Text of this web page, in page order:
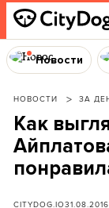
Новости
НОВОСТИ ЗА
Как
CITYDOG.IO31.08.2016